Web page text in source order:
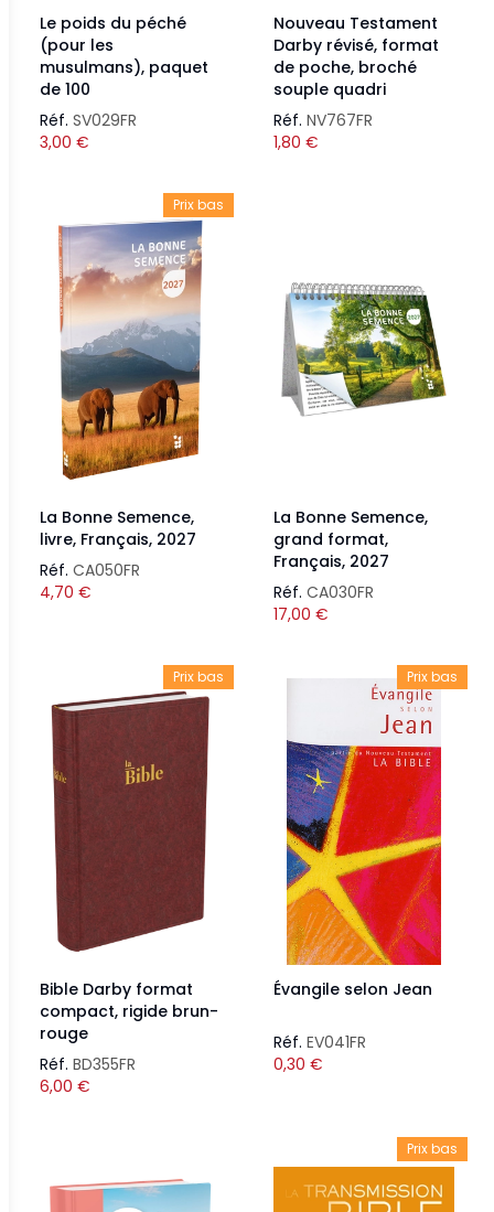
Le poids du péché
(pour les
musulmans), paquet
de 100
Réf. SV029FR
3,00 €
Nouveau Testament
Darby révisé, format
de poche, broché
souple quadri
Réf. NV767FR
1,80 €
Prix bas
La Bonne Semence,
livre, Français, 2027
Réf. CA050FR
4,70 €
La Bonne Semence,
grand format,
Français, 2027
Réf. CA030FR
17,00 €
Prix bas
Bible Darby format
compact, rigide brun-
rouge
Réf. BD355FR
6,00 €
Prix bas
Évangile selon Jean
Réf. EV041FR
0,30 €
Prix bas